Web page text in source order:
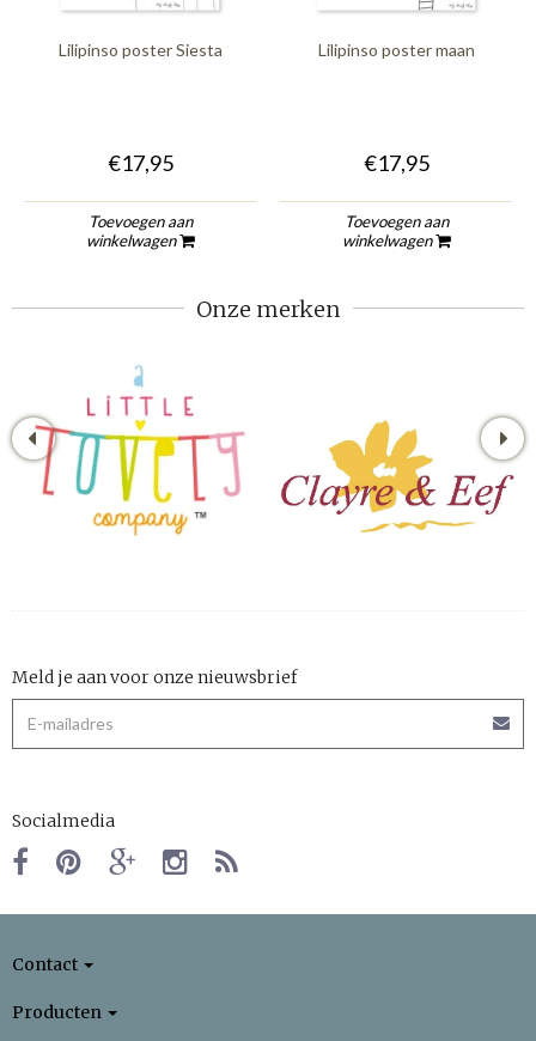
Lilipinso poster Siesta
€17,95
Toevoegen aan
winkelwagen
Lilipinso poster maan
€17,95
Toevoegen aan
winkelwagen
Onze merken
Meld je aan voor onze nieuwsbrief
Socialmedia
Contact
Producten